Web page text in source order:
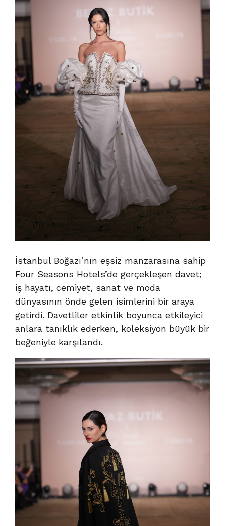
İstanbul Boğazı’nın eşsiz manzarasına sahip
Four Seasons Hotels’de gerçekleşen davet;
iş hayatı, cemiyet, sanat ve moda
dünyasının önde gelen isimlerini bir araya
getirdi. Davetliler etkinlik boyunca etkileyici
anlara tanıklık ederken, koleksiyon büyük bir
beğeniyle karşılandı.